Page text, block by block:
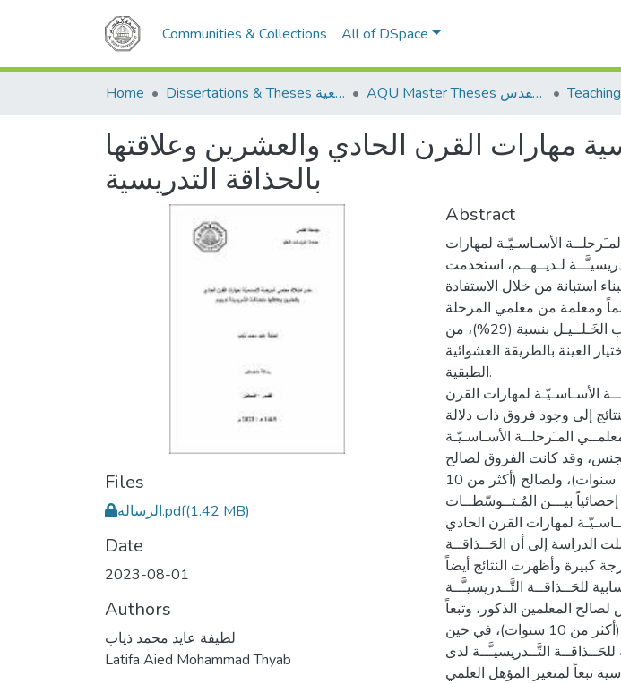
Communities & Collections All of DSpace
Home Dissertations & Theses الرسائل الجامعية AQU Master Theses الرسائل الجامعية الخاصة بجامعة القدس
مهارات القرن الحادي والعشرين وعلاقتها
بالحذاقة التدريسية
Files
الرسالة.pdf(1.42 MB)
Date
2023-08-01
Authors
لطيفة عايد محمد ذياب
Latifa Aied Mohammad Thyab
Abstract
الأسـاسـيّـة لمهارات
لـديــهــم، استخدمت
استبانة من خلال الاستفادة
السابقة، وتم أخذ عينة (240) معلماً ومعلمة من معلمي المرحلة
الأساسية في مدارس مديرية تــربِـيــة جَــنـــوب الخَـلــيـل بنسبة (29%)، من
عددهم (822)، وقد تم اختيار العينة بالطريقة العشوائية
الطبقية.
الأسـاسـيّـة لمهارات القرن
إلى وجود فروق ذات دلالة
المـَرحلــة الأسـاسـيّـة
وقد كانت الفروق لصالح
الذكور، وتبعاً لمتغير سنوات الخبرة لصالح (5-10 سنوات)، ولصالح (أكثر من 10
بيـــن المُـتــوسّطــات
لمهارات القرن الحادي
الدراسة إلى أن الحَــذاقــة
كبيرة وأظهرت النتائج أيضاً
للحَــذاقــة التَّــدريسيـَّــة
المعلمين الذكور، وتبعاً
لمتغير سنوات الخبرة لصالح (5-10 سنوات)، ولصالح (أكثر من 10 سنوات)، في حين
التَّــدريسيـَّــة لدى
تبعاً لمتغير المؤهل العلمي.